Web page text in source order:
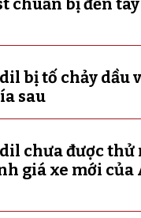
chuẩn bị đến
bị tố chảy dầu
sau
chưa được thử
giá xe mới của